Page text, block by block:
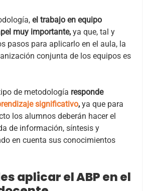
el trabajo en equipo
muy importante, ya que, tal y
pasos para aplicarlo en el aula, la
conjunta de los equipos es
de metodología responde
significativo, ya que para
los alumnos deberán hacer el
de información, síntesis y
en cuenta sus conocimientos
aplicar el ABP en el